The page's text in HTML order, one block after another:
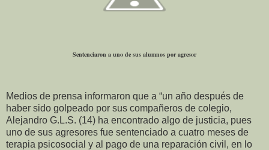
Sentenciaron a uno de sus alumnos por agresor
Medios de prensa informaron que a “un año después de
haber sido golpeado por sus compañeros de colegio,
Alejandro G.L.S. (14) ha encontrado algo de justicia, pues
uno de sus agresores fue sentenciado a cuatro meses de
terapia psicosocial y al pago de una reparación civil, en lo